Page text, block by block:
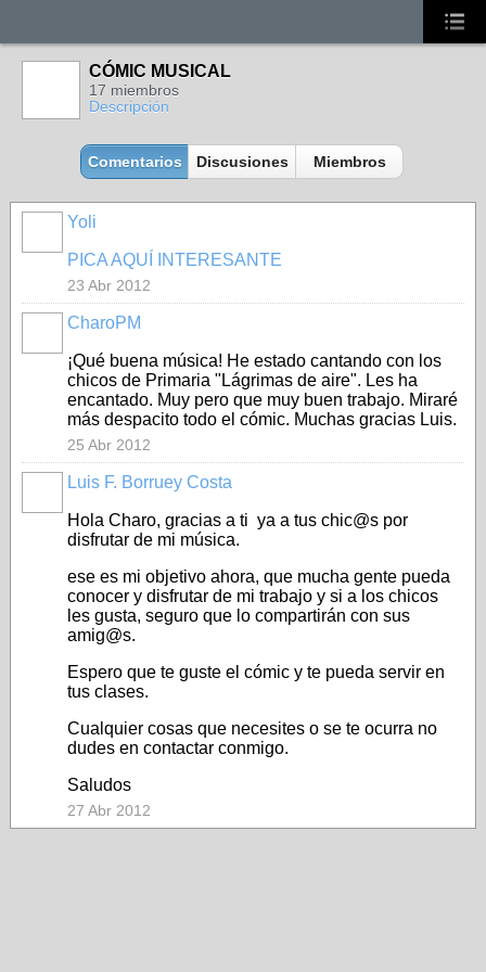
CÓMIC MUSICAL
17 miembros
Descripción
Comentarios Discusiones Miembros
Yoli
PICA AQUÍ INTERESANTE
23 Abr 2012
CharoPM
¡Qué buena música! He estado cantando con los
chicos de Primaria "Lágrimas de aire". Les ha
encantado. Muy pero que muy buen trabajo. Miraré
más despacito todo el cómic. Muchas gracias Luis.
25 Abr 2012
Luis F. Borruey Costa
Hola Charo, gracias a ti ya a tus chic@s por
disfrutar de mi música.
ese es mi objetivo ahora, que mucha gente pueda
conocer y disfrutar de mi trabajo y si a los chicos
les gusta, seguro que lo compartirán con sus
amig@s.
Espero que te guste el cómic y te pueda servir en
tus clases.
Cualquier cosas que necesites o se te ocurra no
dudes en contactar conmigo.
Saludos
27 Abr 2012